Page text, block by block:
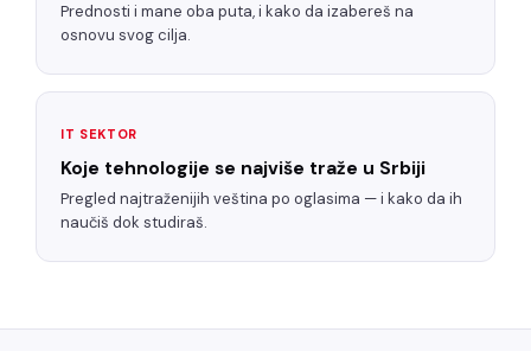
Prednosti i mane oba puta, i kako da izabereš na
osnovu svog cilja.
IT SEKTOR
Koje tehnologije se najviše traže u Srbiji
Pregled najtraženijih veština po oglasima — i kako da ih
naučiš dok studiraš.